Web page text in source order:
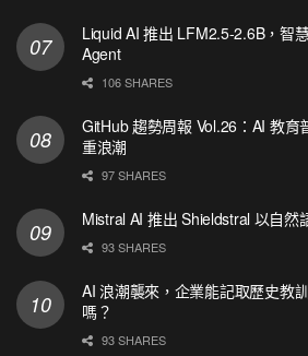
Liquid AI 推出 LFM2.5-2.6B，智
Agent
106 SHARES
GitHub 趨勢周報 Vol.26：AI 教
重浪潮
97 SHARES
Mistral AI 推出 Shieldstral 以自然
93 SHARES
AI 浪潮襲來，企業能記取歷史教
嗎？
93 SHARES